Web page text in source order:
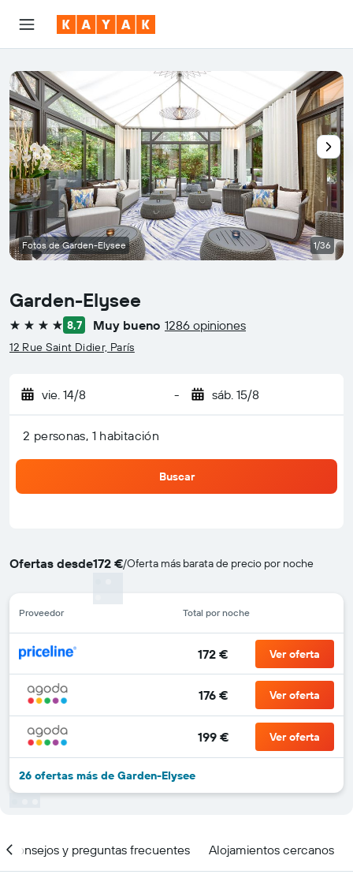
Garden-Elysee
4 estrellas8,7 Muy bueno 1286 opiniones
12 Rue Saint Didier, París
vie. 14/8 - sáb. 15/8
2 personas, 1 habitación
Buscar
Ofertas desde172 €/Oferta más barata de precio por noche
Proveedor Total por noche
172 € Ver oferta
176 € Ver oferta
199 € Ver oferta
26 ofertas más de Garden-Elysee
Fotos de Garden-Elysee 1/36
Consejos y preguntas frecuentes Alojamientos cercanos